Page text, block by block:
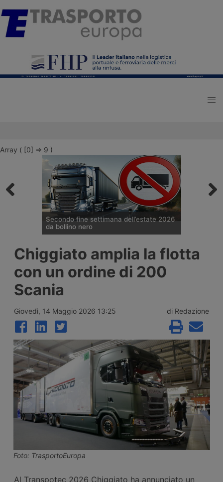
Array ( [0] => 9 )
Secondo fine settimana dell’estate 2026
da bollino nero
e potenziamento del personale Anas sulla
rete nazionale nel weekend che apre la
settimana di Ferragosto, con oltre 25
milioni di spostamenti attesi tra il 7 e il 9
agosto 2026.
Chiggiato amplia la flotta
con un ordine di 200
Scania
Giovedì, 14 Maggio 2026 13:25 di Redazione
Foto: TrasportoEuropa
Al Transpotec 2026 Chiggiato ha annunciato un